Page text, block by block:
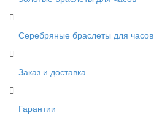
Серебряные браслеты для часов
Заказ и доставка
Гарантии